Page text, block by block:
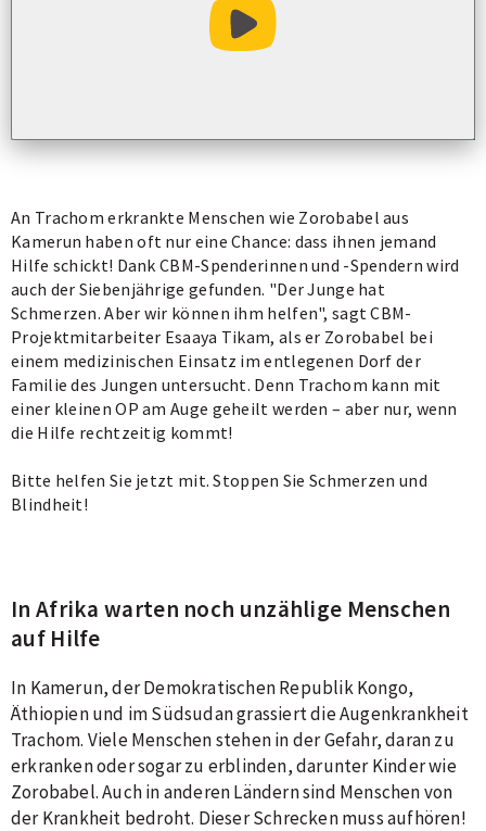
Video abspielen
An Trachom erkrankte Menschen wie Zorobabel aus
Kamerun haben oft nur eine Chance: dass ihnen jemand
Hilfe schickt! Dank CBM-Spenderinnen und -Spendern wird
auch der Siebenjährige gefunden. "Der Junge hat
Schmerzen. Aber wir können ihm helfen", sagt CBM-
Projektmitarbeiter Esaaya Tikam, als er Zorobabel bei
einem medizinischen Einsatz im entlegenen Dorf der
Familie des Jungen untersucht. Denn Trachom kann mit
einer kleinen OP am Auge geheilt werden – aber nur, wenn
die Hilfe rechtzeitig kommt!
Bitte helfen Sie jetzt mit. Stoppen Sie Schmerzen und
Blindheit!
In Afrika warten noch unzählige Menschen
auf Hilfe
In Kamerun, der Demokratischen Republik Kongo,
Äthiopien und im Südsudan grassiert die Augenkrankheit
Trachom. Viele Menschen stehen in der Gefahr, daran zu
erkranken oder sogar zu erblinden, darunter Kinder wie
Zorobabel. Auch in anderen Ländern sind Menschen von
der Krankheit bedroht. Dieser Schrecken muss aufhören!